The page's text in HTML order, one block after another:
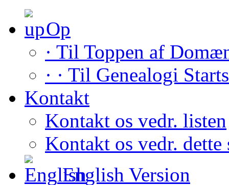
Op
· Til Toppen af
· · Til Genealogi
Kontakt
Kontakt os vedr. listen
Kontakt os vedr. dette
English Version